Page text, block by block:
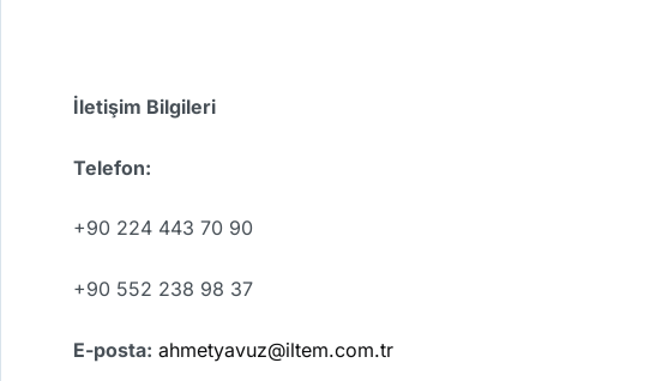
İletişim Bilgileri
Telefon:
+90 224 443 70 90
+90 552 238 98 37
E-posta: ahmetyavuz@iltem.com.tr